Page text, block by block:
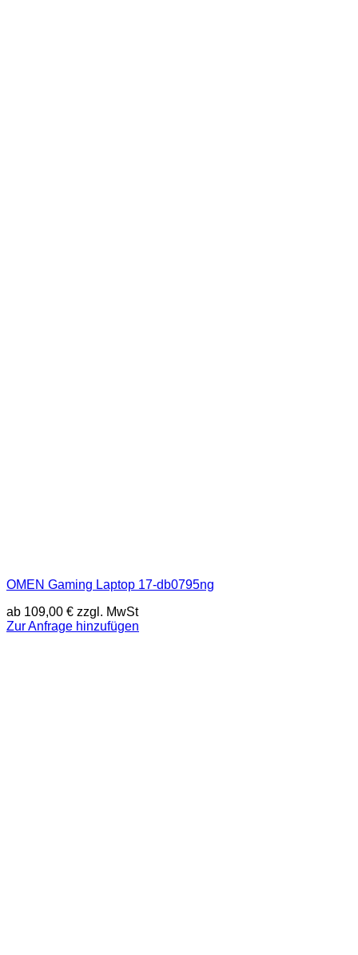
OMEN Gaming Laptop 17-db0795ng
ab 109,00 € zzgl. MwSt
Zur Anfrage hinzufügen